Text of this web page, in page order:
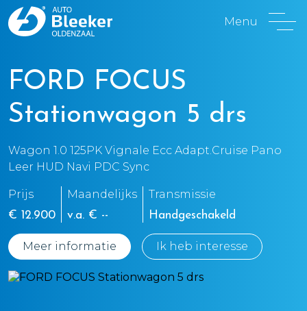
Menu
FORD FOCUS
Stationwagon 5 drs
Wagon 1.0 125PK Vignale Ecc Adapt.Cruise Pano
Leer HUD Navi PDC Sync
Prijs
€ 12.900
Maandelijks
v.a. € --
Transmissie
Handgeschakeld
Meer informatie Ik heb interesse